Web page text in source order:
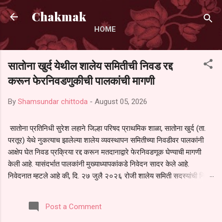
Skip to main content
Chakmak
HOME
सातोना खुर्द येथील शालेय समितीची निवड रद्द
करून फेरनिवडणुकीची पालकांची मागणी
By Shamsundar chittoda - August 05, 2026
सातोना प्रतिनिधी सुरेश लहाने जिल्हा परिषद प्राथमिक शाळा, सातोना खुर्द (ता.
परतूर) येथे नुकत्याच झालेल्या शालेय व्यवस्थापन समितीच्या निवडीवर पालकांनी
आक्षेप घेत निवड प्रक्रिया रद्द करून मतदानाद्वारे फेरनिवडणूक घेण्याची मागणी
केली आहे. यासंदर्भात पालकांनी मुख्याध्यापकांकडे निवेदन सादर केले आहे.
निवेदनात म्हटले आहे की, दि. २७ जुलै २०२६ रोजी शालेय समिती सदस्यांची निवड
पालकांना देण्यात आली नसल्याने मोठ्या संख्येने पालक बैठकीस उपस्थित राहू शकले
नाहीत. तसेच सर्व पालकांना विश्वासात न घेता निवड प्रक्रिया पूर्ण करण्यात
Post a Comment